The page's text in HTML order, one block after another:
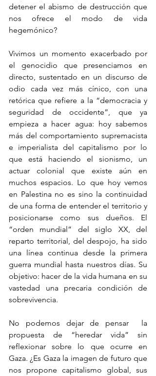
detener el abismo de destrucción que
nos ofrece el modo de vida
hegemónico?
Vivimos un momento exacerbado por
el genocidio que presenciamos en
directo, sustentado en un discurso de
odio cada vez más cínico, con una
retórica que refiere a la “democracia y
seguridad de occidente”, que ya
empieza a hacer agua: hoy sabemos
más del comportamiento supremacista
e imperialista del capitalismo por lo
que está haciendo el sionismo, un
actuar colonial que existe aún en
muchos espacios. Lo que hoy vemos
en Palestina no es sino la continuidad
de una forma de entender el territorio y
posicionarse como sus dueños. El
“orden mundial” del siglo XX, del
reparto territorial, del despojo, ha sido
una línea continua desde la primera
guerra mundial hasta nuestros días. Su
objetivo: hacer de la vida humana en su
vastedad una precaria condición de
sobrevivencia.
No podemos dejar de pensar  la
propuesta de “heredar vida” sin
reflexionar sobre lo que ocurre en
Gaza. ¿Es Gaza la imagen de futuro que
nos propone capitalismo global, sus